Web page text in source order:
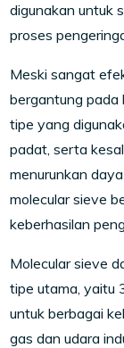
digunakan untuk
proses
Meski sangat
bergantung pada
tipe yang
padat, serta
menurunkan
molecular sieve
keberhasilan
Molecular sieve
tipe utama, yaitu
untuk berbagai
gas dan udara